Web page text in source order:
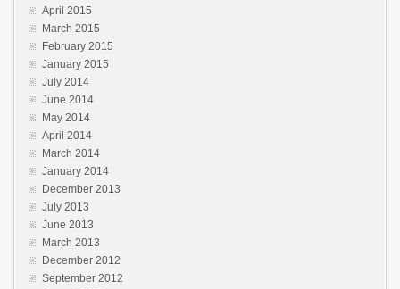
April 2015
March 2015
February 2015
January 2015
July 2014
June 2014
May 2014
April 2014
March 2014
January 2014
December 2013
July 2013
June 2013
March 2013
December 2012
September 2012